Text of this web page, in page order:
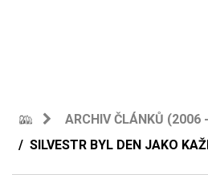
ARCHIV ČLÁNKŮ (2006
SILVESTR BYL DEN JAKO